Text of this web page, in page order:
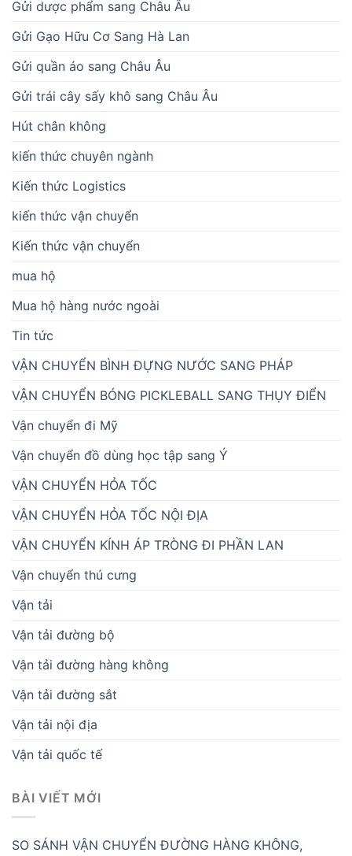
Gửi dược phẩm sang Châu Âu
Gửi Gạo Hữu Cơ Sang Hà Lan
Gửi quần áo sang Châu Âu
Gửi trái cây sấy khô sang Châu Âu
Hút chân không
kiến thức chuyên ngành
Kiến thức Logistics
kiến thức vận chuyển
Kiến thức vận chuyển
mua hộ
Mua hộ hàng nước ngoài
Tin tức
VẬN CHUYỂN BÌNH ĐỰNG NƯỚC SANG PHÁP
VẬN CHUYỂN BÓNG PICKLEBALL SANG THỤY ĐIỂN
Vận chuyển đi Mỹ
Vận chuyển đồ dùng học tập sang Ý
VẬN CHUYỂN HỎA TỐC
VẬN CHUYỂN HỎA TỐC NỘI ĐỊA
VẬN CHUYỂN KÍNH ÁP TRÒNG ĐI PHẦN LAN
Vận chuyển thú cưng
Vận tải
Vận tải đường bộ
Vận tải đường hàng không
Vận tải đường sắt
Vận tải nội địa
Vận tải quốc tế
BÀI VIẾT MỚI
SO SÁNH VẬN CHUYỂN ĐƯỜNG HÀNG KHÔNG,